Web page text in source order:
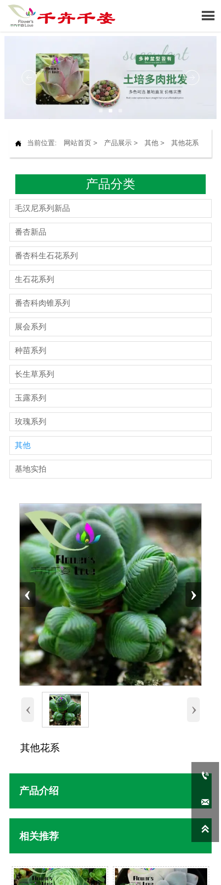

 当前位置: 网站首页> 产品展示> 其他> 其他花系
产品分类
毛汉尼系列新品
番杏新品
番杏科生石花系列
生石花系列
番杏科肉锥系列
展会系列
种苗系列
长生草系列
玉露系列
玫瑰系列
其他
基地实拍
‹ ›
‹ ›
其他花系
产品介绍
相关推荐


